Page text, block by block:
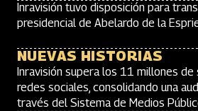
Inravisión tuvo disposición para
presidencial de Abelardo de la
NUEVAS HISTORIAS
Inravisión supera los 11 millones de
redes sociales, consolidando una
través del Sistema de Medios